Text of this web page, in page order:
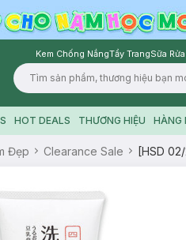
Kem Chống NắngTẩy TrangSữa
HOT DEALS THƯƠNG HIỆU HÀNG
Đẹp Clearance Sale [HSD